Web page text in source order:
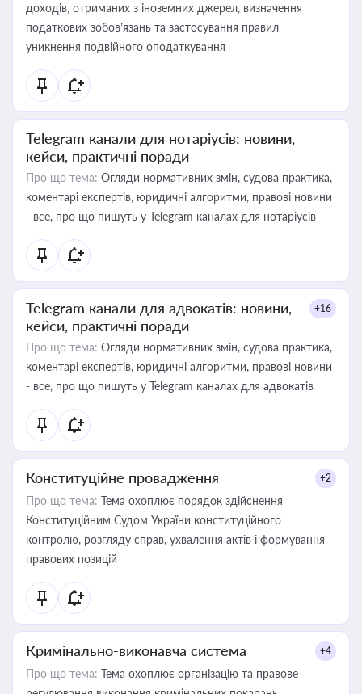
доходів, отриманих з іноземних джерел, визначення
податкових зобов’язань та застосування правил
уникнення подвійного оподаткування
Telegram канали для нотаріусів: новини,
кейси, практичні поради
Про що тема: Огляди нормативних змін, судова практика,
коментарі експертів, юридичні алгоритми, правові новини
- все, про що пишуть у Telegram каналах для нотаріусів
Telegram канали для адвокатів: новини,
кейси, практичні поради
+16
Про що тема: Огляди нормативних змін, судова практика,
коментарі експертів, юридичні алгоритми, правові новини
- все, про що пишуть у Telegram каналах для адвокатів
Конституційне провадження +2
Про що тема: Тема охоплює порядок здійснення
Конституційним Судом України конституційного
контролю, розгляду справ, ухвалення актів і формування
правових позицій
Кримінально-виконавча система +4
Про що тема: Тема охоплює організацію та правове